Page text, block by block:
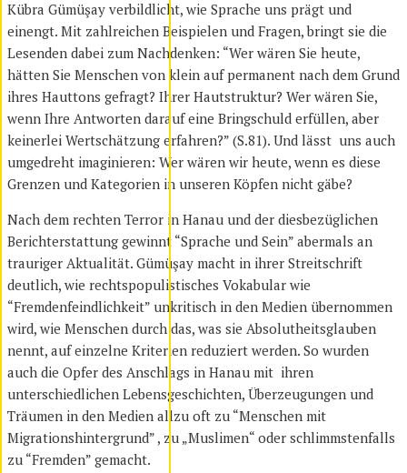
Kübra Gümüşay verbildlicht, wie Sprache uns prägt und
einengt. Mit zahlreichen Beispielen und Fragen, bringt sie die
Lesenden dabei zum Nachdenken: “Wer wären Sie heute,
hätten Sie Menschen von klein auf permanent nach dem Grund
ihres Hauttons gefragt? Ihrer Hautstruktur? Wer wären Sie,
wenn Ihre Antworten darauf eine Bringschuld erfüllen, aber
keinerlei Wertschätzung erfahren?” (S.81). Und lässt uns auch
umgedreht imaginieren: Wer wären wir heute, wenn es diese
Grenzen und Kategorien in unseren Köpfen nicht gäbe?
Nach dem rechten Terror in Hanau und der diesbezüglichen
Berichterstattung gewinnt “Sprache und Sein” abermals an
trauriger Aktualität. Gümüşay macht in ihrer Streitschrift
deutlich, wie rechtspopulistisches Vokabular wie
“Fremdenfeindlichkeit” unkritisch in den Medien übernommen
wird, wie Menschen durch das, was sie Absolutheitsglauben
nennt, auf einzelne Kriterien reduziert werden. So wurden
auch die Opfer des Anschlags in Hanau mit ihren
unterschiedlichen Lebensgeschichten, Überzeugungen und
Träumen in den Medien allzu oft zu “Menschen mit
Migrationshintergrund” , zu „Muslimen“ oder schlimmstenfalls
zu “Fremden” gemacht.